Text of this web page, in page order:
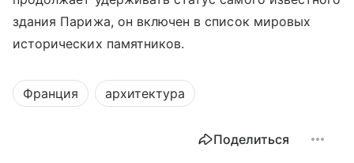
здания Парижа, он включен в список мировых
исторических памятников.
Франция архитектура
Поделиться